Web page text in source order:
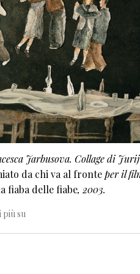
Jarbusova. Collage di Jurij
da chi va al fronteper il
fiaba delle fiabe, 2003.
più su